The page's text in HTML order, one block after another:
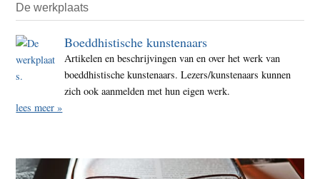
De werkplaats
Boeddhistische kunstenaars
Artikelen en beschrijvingen van en over het werk van
boeddhistische kunstenaars. Lezers/kunstenaars kunnen
zich ook aanmelden met hun eigen werk.
lees meer »